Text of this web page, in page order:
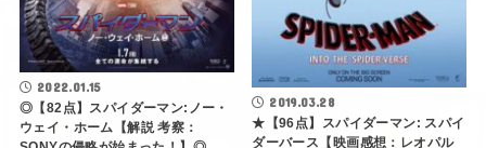
2022.01.15
◎【82点】スパイダーマン:ノー・
ウェイ・ホーム【解説 考察：
2019.03.28
★【96点】スパイダーマン: スパイ
ダーバース【映画感想：レオパル